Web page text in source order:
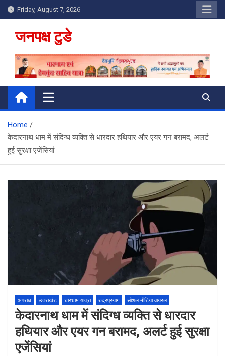
Skip
to
content
Friday, August 7, 2026
जनपक्ष टुडे
Home
केदारनाथ धाम में संदिग्ध व्यक्ति से धारदार हथियार और एयर गन बरामद, अलर्ट
हुई सुरक्षा एजेंसियां
अपराध उत्तराखंड चारधाम यात्रा रुद्रप्रयाग सोशल मीडिया वायरल
केदारनाथ धाम में संदिग्ध व्यक्ति से धारदार
हथियार और एयर गन बरामद, अलर्ट हुई सुरक्षा
एजेंसियां